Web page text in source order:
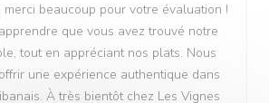
merci beaucoup pour votre évaluation !
que vous avez trouvé notre
tout en appréciant nos plats. Nous
une expérience authentique dans
À très bientôt chez Les Vignes